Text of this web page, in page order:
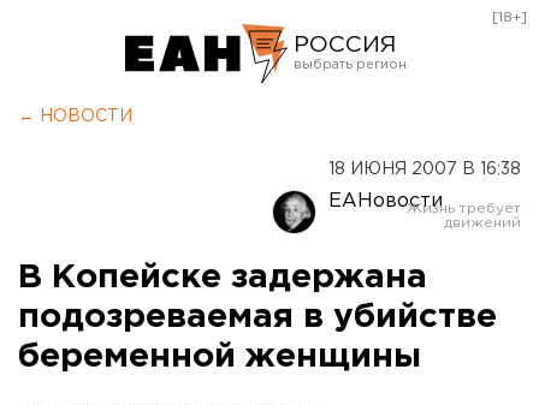
РОССИЯ
Оренбург
[18+]
← НОВОСТИ
18 ИЮНЯ 2007 В 16:38
ЕАНовости
В Копейске задержана
подозреваемая в убийстве
беременной женщины